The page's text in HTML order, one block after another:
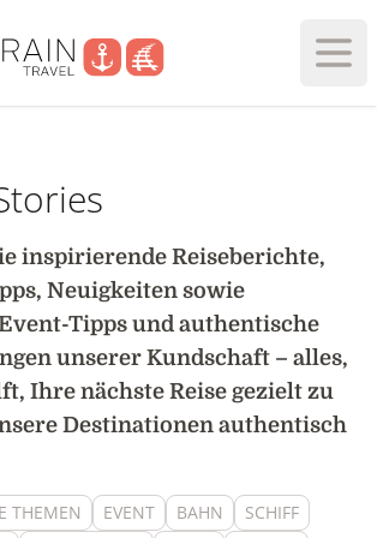
inspirierende Reiseberichte,
Neuigkeiten sowie
Tipps und authentische
unserer Kundschaft – alles,
Ihre nächste Reise gezielt zu
Destinationen authentisch
THEMEN EVENT BAHN
SCHIFF